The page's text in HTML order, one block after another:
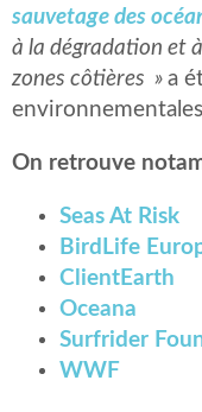
sauvetage des
à la dégradation et
zones côtières » a
On retrouve
Seas At Risk
BirdLife
ClientEarth
Oceana
Surfrider
WWF